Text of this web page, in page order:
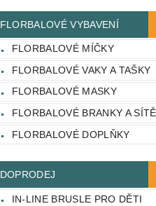
FLORBALOVÉ VYBAVENÍ
FLORBALOVÉ MÍČKY
FLORBALOVÉ VAKY A TAŠKY
FLORBALOVÉ MASKY
FLORBALOVÉ BRANKY A SÍTĚ
FLORBALOVÉ DOPLŇKY
DOPRODEJ
IN-LINE BRUSLE PRO DĚTI